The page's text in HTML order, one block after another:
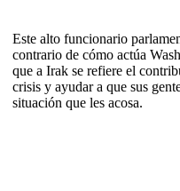
Este alto funcionario
contrario de cómo actúa
que a Irak se refiere el
crisis y ayudar a que sus
situación que les acosa.